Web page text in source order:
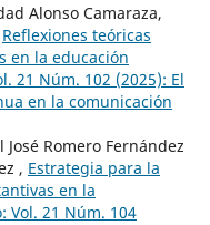
Alonso Camaraza,
Reflexiones teóricas
en la educación
21 Núm. 102 (2025): El
en la comunicación
Romero Fernández
, Estrategia para la
en la
Vol. 21 Núm. 104